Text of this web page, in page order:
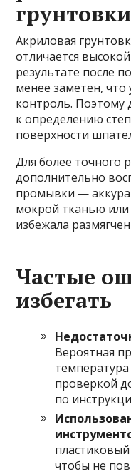
грунтовки
Акриловая
отличается
результате после
менее заметен, что
контроль. Поэтому
к определению
поверхности
Для более точного
дополнительно
промывки —
мокрой тканью или
избежала
Частые
избегать
Вероятная
проверкой
по
чтобы не